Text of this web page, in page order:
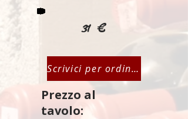
31 €
Scrivici per ordinare
Prezzo al
tavolo: